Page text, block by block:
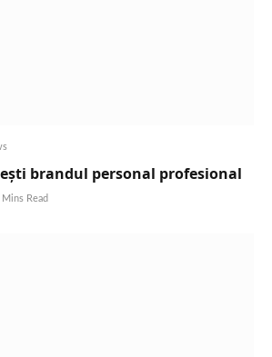
brandul personal profesional
Mins Read